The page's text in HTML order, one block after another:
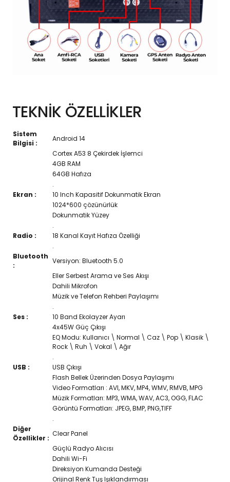
TEKNİK ÖZELLİKLER
Sistem
Bilgisi :
Android 14
Cortex A53 8 Çekirdek İşlemci
4GB RAM
64GB Hafıza
.
Ekran :
10 Inch Kapasitif Dokunmatik Ekran
1024*600 çözünürlük
Dokunmatik Yüzey
.
Radio :
18 Kanal Kayıt Hafıza Özelliği
.
Bluetooth
:
Versiyon: Bluetooth 5.0
Eller Serbest Arama ve Ses Akışı
Dahili Mikrofon
Müzik ve Telefon Rehberi Paylaşımı
.
Ses :
10 Band Ekolayzer Ayarı
4x45W Güç Çıkışı
EQ Modu: Kullanıcı \ Normal \ Caz \ Pop \ Klasik \
Rock \ Ruh \ Vokal \ Ağır
.
USB :
USB Çıkışı
Flash Bellek Üzerinden Dosya Paylaşımı
Video Formatları : AVI, MKV, MP4, WMV, RMVB, MPG
Müzik Formatları: MP3, WMA, WAV, AC3, OGG, FLAC
Görüntü Formatları: JPEG, BMP, PNG,TIFF
.
Diğer
Özellikler :
Clear Panel
Güçlü Radyo Alıcısı
Dahili Wi-Fi
Direksiyon Kumanda Desteği
Orijinal Renk Tuş Işıklandırması